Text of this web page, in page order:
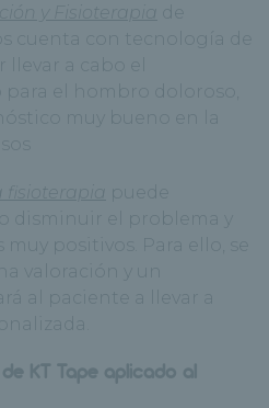
y Fisioterapia
de
cuenta con tecnología de
a cabo el
el hombro doloroso,
muy bueno en la
fisioterapia puede
disminuir el problema y
positivos. Para ello, se
valoración y un
al paciente a llevar a
KT Tape aplicado al